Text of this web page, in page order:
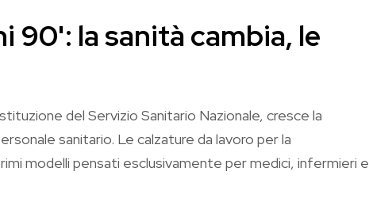
90': la sanità cambia, le
del Servizio Sanitario Nazionale, cresce la
sanitario. Le calzature da lavoro per la
modelli pensati esclusivamente per medici, infermieri e